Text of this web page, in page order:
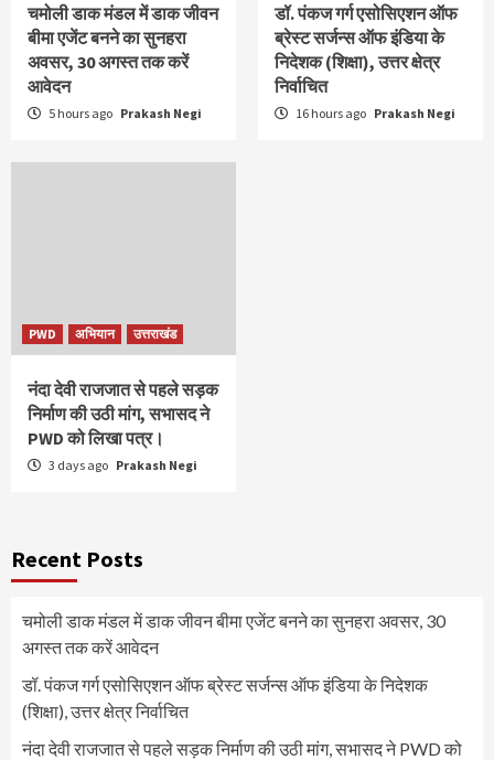
चमोली डाक मंडल में डाक जीवन
बीमा एजेंट बनने का सुनहरा
अवसर, 30 अगस्त तक करें
आवेदन
5 hours ago Prakash Negi
डॉ. पंकज गर्ग एसोसिएशन ऑफ
ब्रेस्ट सर्जन्स ऑफ इंडिया के
निदेशक (शिक्षा), उत्तर क्षेत्र
निर्वाचित
16 hours ago Prakash Negi
PWD अभियान उत्तराखंड
नंदा देवी राजजात से पहले सड़क
निर्माण की उठी मांग, सभासद ने
PWD को लिखा पत्र।
3 days ago Prakash Negi
Recent Posts
चमोली डाक मंडल में डाक जीवन बीमा एजेंट बनने का सुनहरा अवसर, 30
अगस्त तक करें आवेदन
डॉ. पंकज गर्ग एसोसिएशन ऑफ ब्रेस्ट सर्जन्स ऑफ इंडिया के निदेशक
(शिक्षा), उत्तर क्षेत्र निर्वाचित
नंदा देवी राजजात से पहले सड़क निर्माण की उठी मांग, सभासद ने PWD को